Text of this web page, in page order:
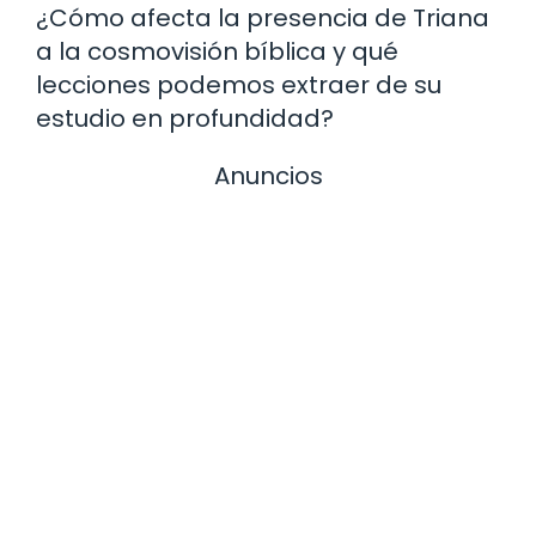
¿Cómo afecta la presencia de Triana
a la cosmovisión bíblica y qué
lecciones podemos extraer de su
estudio en profundidad?
Anuncios